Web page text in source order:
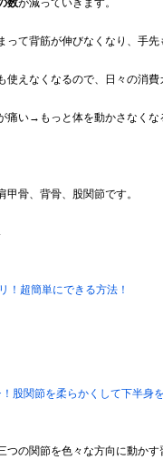
数が減っていきます。
て背筋が伸びなくなり、手
えなくなるので、日々の消費
痛い→もっと体を動かさなく
骨、背骨、股関節です。
！超簡単にできる方法！
股関節を柔らかくして下半身
の関節を色々な方向に動か